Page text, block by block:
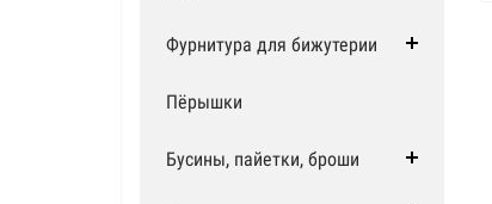
Фурнитура для бижутерии
Пёрышки
Бусины, пайетки, броши